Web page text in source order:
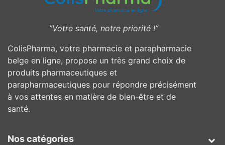
”Votre santé, notre priorité !”
ColisPharma, votre pharmacie et parapharmacie
belge en ligne, propose un très grand choix de
produits pharmaceutiques et
parapharmaceutiques pour répondre précisément
à vos attentes en matière de bien-être et de
santé.
Nos catégories